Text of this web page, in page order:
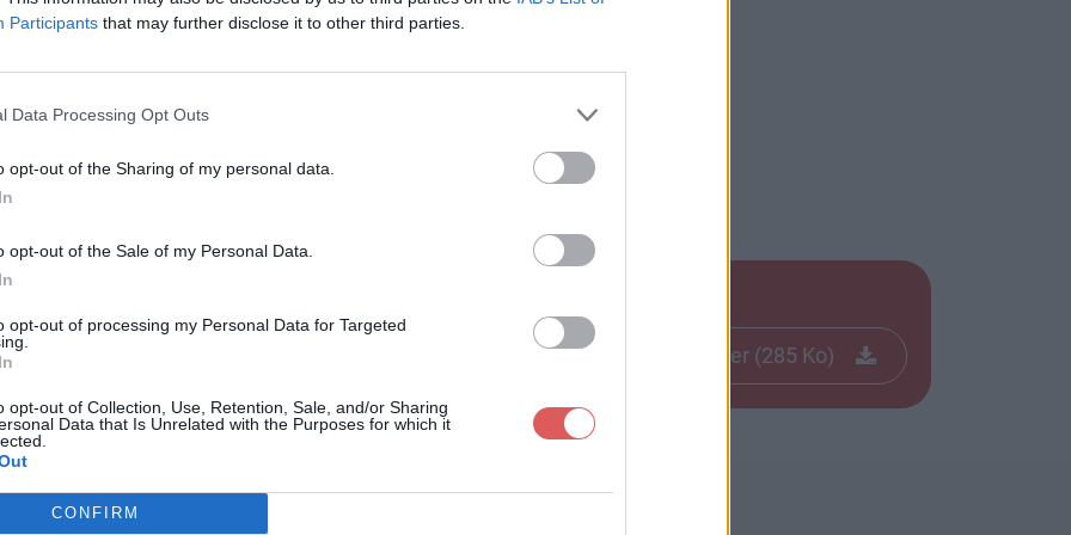
Participants that may further disclose it to other third parties.
Data Processing Opt Outs
opt-out of the Sharing of my personal data.
opt-out of the Sale of my Personal Data.
opt-out of processing my Personal Data for Targeted
opt-out of Collection, Use, Retention, Sale, and/or Sharing
Data that Is Unrelated with the Purposes for which it
CONFIRM
membre vierge V2.pdf
vierge V2.pdf
Télécharger le fichier (285 Ko)